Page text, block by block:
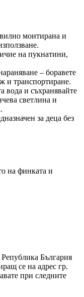
монтирана и
на пукнатини,
– боравете
и транспортиране.
вода и съхранявайте
светлина и
за деца без
на финката и
България
се на адрес гр.
при следните